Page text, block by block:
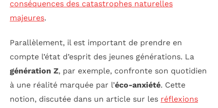
conséquences des catastrophes naturelles
majeures.
Parallèlement, il est important de prendre en
compte l’état d’esprit des jeunes générations. La
génération Z, par exemple, confronte son quotidien
à une réalité marquée par l’éco-anxiété. Cette
notion, discutée dans un article sur les réflexions